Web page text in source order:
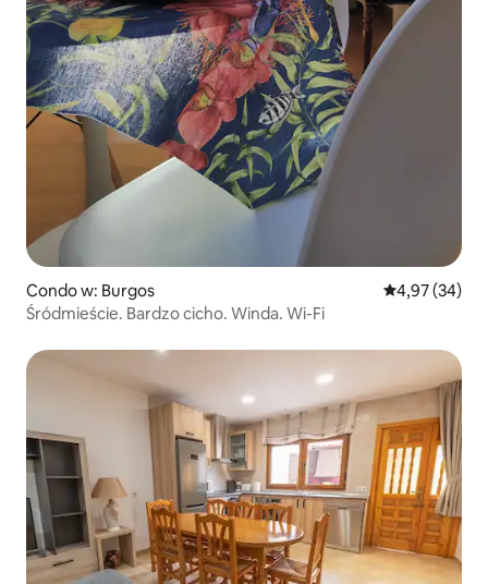
Condo w: Burgos Średnia
4,97 (34)
Śródmieście. Bardzo cicho. Winda. Wi-Fi